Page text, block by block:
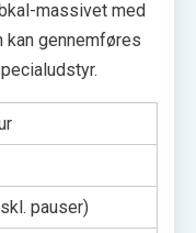
massivet med
kan gennemføres
pauser)